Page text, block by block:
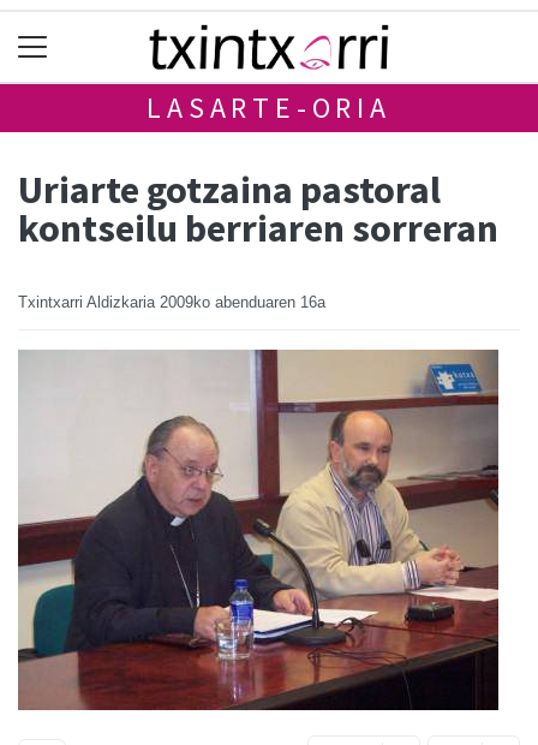
LASARTE-ORIA
Uriarte gotzaina pastoral
kontseilu berriaren sorreran
Txintxarri Aldizkaria 2009ko abenduaren 16a